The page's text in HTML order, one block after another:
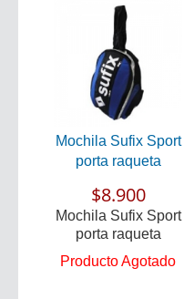
Mochila Sufix Sport
porta raqueta
$8.900
Mochila Sufix Sport
porta raqueta
Producto Agotado